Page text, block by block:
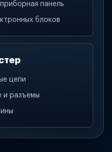
панель
блоков
цепи
и разъемы